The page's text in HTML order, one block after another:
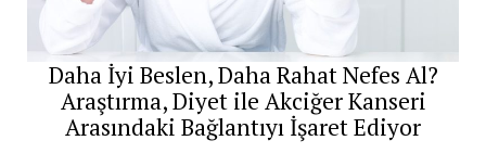
Daha İyi Beslen, Daha Rahat Nefes Al?
Araştırma, Diyet ile Akciğer Kanseri
Arasındaki Bağlantıyı İşaret Ediyor